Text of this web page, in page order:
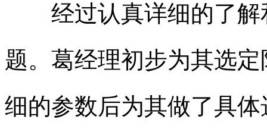
经过认真详细的了解
题。葛经理初步为其选
细的参数后为其做了具